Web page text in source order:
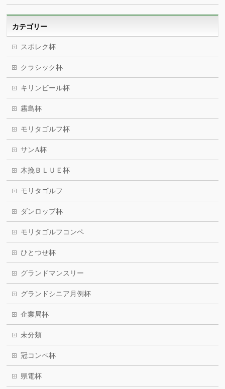
カテゴリー
スポレク杯
クラシック杯
キリンビール杯
霧島杯
モリタゴルフ杯
サンA杯
木挽ＢＬＵＥ杯
モリタゴルフ
ダンロップ杯
モリタゴルフコンペ
ひとつせ杯
グランドマンスリー
グランドシニア月例杯
企業局杯
未分類
冠コンペ杯
県電杯